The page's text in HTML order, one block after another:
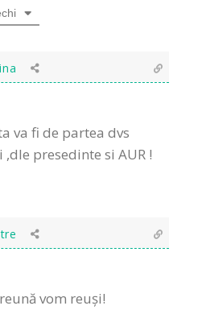
va fi de partea dvs
,dle presedinte si AUR !
vom reuși!